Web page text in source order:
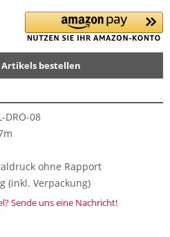
Artikels bestellen
DRO-08
ohne Rapport
(inkl. Verpackung)
Sende uns eine Nachricht!